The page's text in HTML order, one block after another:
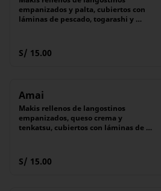
empanizados y palta, cubiertos con
láminas de pescado, togarashi y
de la casa.
(6 piezas)
S/ 15.00
Amai
Makis rellenos de langostinos
empanizados, queso crema y
tenkatsu, cubiertos con láminas de
(6 unidades).
S/ 15.00